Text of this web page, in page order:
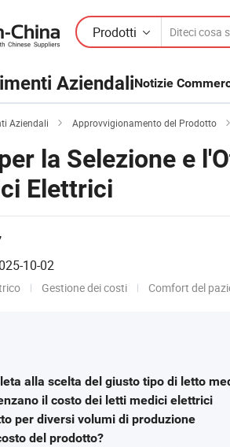
Prodotti
AziendaliNotizie
popolari sugli
Aziendali Approvvigionamento del Prodotto
la Selezione e
Elettrici
10-02
Gestione dei costi Comfort del
alla scelta del giusto tipo di letto
il costo dei letti medici elettrici
per diversi volumi di produzione
del prodotto?